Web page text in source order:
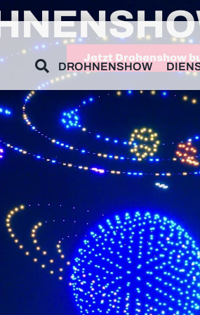
DROHNENSHOW
Jetzt Drohenshow